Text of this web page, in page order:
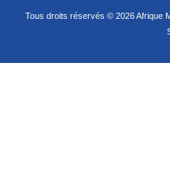
Tous droits réservés © 2026 Afrique